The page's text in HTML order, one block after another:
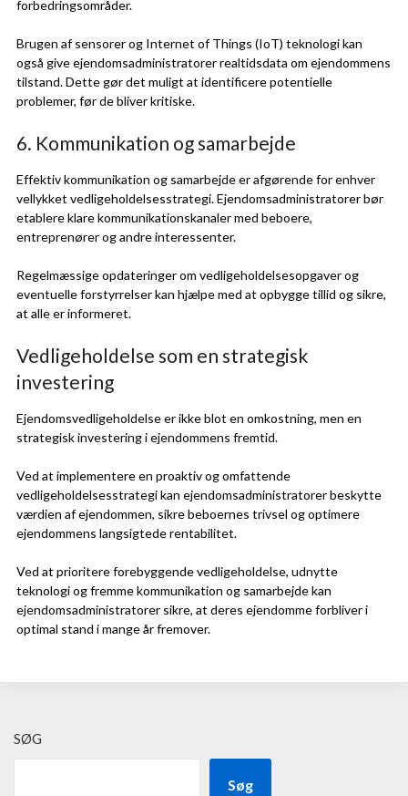
forbedringsområder.
Brugen af sensorer og Internet of Things (IoT) teknologi kan
også give ejendomsadministratorer realtidsdata om ejendommens
tilstand. Dette gør det muligt at identificere potentielle
problemer, før de bliver kritiske.
6. Kommunikation og samarbejde
Effektiv kommunikation og samarbejde er afgørende for enhver
vellykket vedligeholdelsesstrategi. Ejendomsadministratorer bør
etablere klare kommunikationskanaler med beboere,
entreprenører og andre interessenter.
Regelmæssige opdateringer om vedligeholdelsesopgaver og
eventuelle forstyrrelser kan hjælpe med at opbygge tillid og sikre,
at alle er informeret.
Vedligeholdelse som en strategisk
investering
Ejendomsvedligeholdelse er ikke blot en omkostning, men en
strategisk investering i ejendommens fremtid.
Ved at implementere en proaktiv og omfattende
vedligeholdelsesstrategi kan ejendomsadministratorer beskytte
værdien af ejendommen, sikre beboernes trivsel og optimere
ejendommens langsigtede rentabilitet.
Ved at prioritere forebyggende vedligeholdelse, udnytte
teknologi og fremme kommunikation og samarbejde kan
ejendomsadministratorer sikre, at deres ejendomme forbliver i
optimal stand i mange år fremover.
SØG
Søg